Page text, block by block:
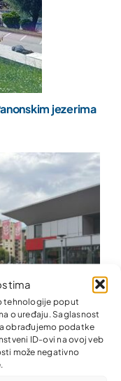
tehnologije poput
o uređaju. Saglasnost
obrađujemo podatke
ID-ovi na ovoj veb
može negativno
jezerima